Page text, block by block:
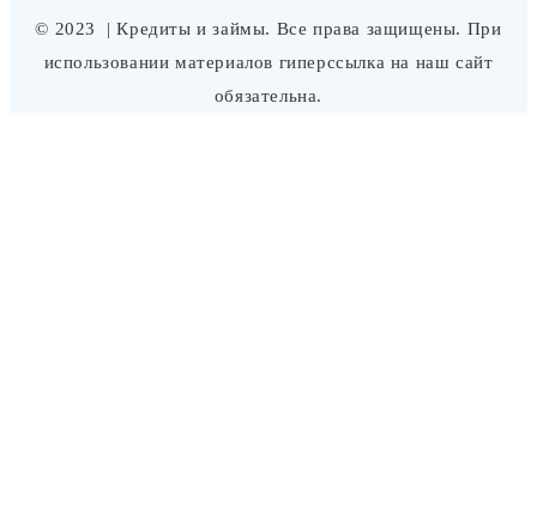
© 2023
| Кредиты и займы. Все права защищены. При
использовании материалов гиперссылка на наш сайт
обязательна.